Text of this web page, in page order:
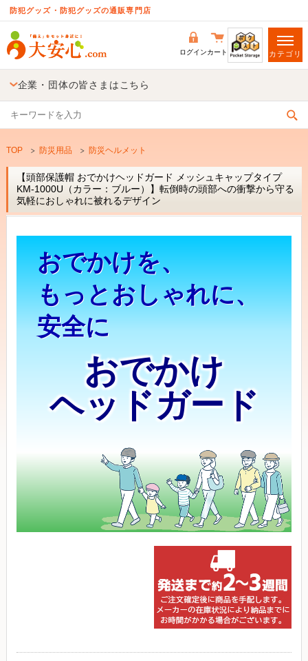
防犯グッズ・防犯グッズの通販専門店
ログインカート カテゴリ
企業・団体の皆さまはこちら
TOP 防災用品 防災ヘルメット
【頭部保護帽 おでかけヘッドガード メッシュキャップタイプ
KM-1000U（カラー：ブルー）】転倒時の頭部への衝撃から守る
気軽におしゃれに被れるデザイン
おでかけを、
もっとおしゃれに、
安全に
おでかけ
ヘッドガード